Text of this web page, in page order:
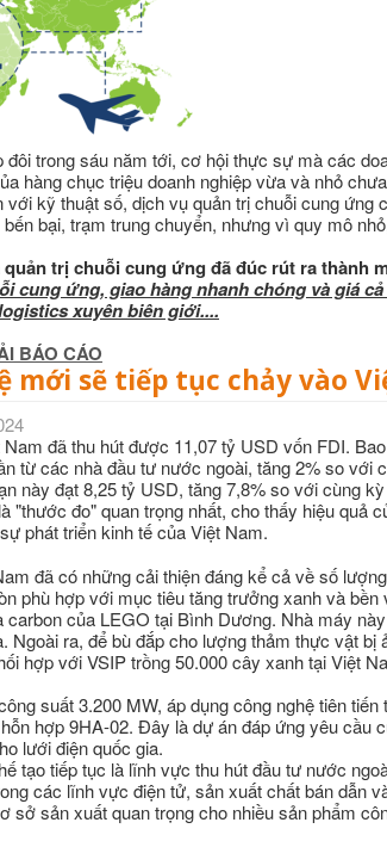
trong sáu năm tới, cơ hội thực sự mà các
hàng chục triệu doanh nghiệp vừa và nhỏ
kỹ thuật số, dịch vụ quản trị chuỗi cung ứng
bại, trạm trung chuyển, nhưng vì quy mô
trị chuỗi cung ứng đã đúc rút ra thành
cung ứng, giao hàng nhanh chóng và giá
xuyên biên giới....
BÁO CÁO
mới sẽ tiếp tục chảy vào
đã thu hút được 11,07 tỷ USD vốn FDI.
từ các nhà đầu tư nước ngoài, tăng 2% so với
này đạt 8,25 tỷ USD, tăng 7,8% so với cùng
"thước đo" quan trọng nhất, cho thấy hiệu quả
phát triển kinh tế của Việt Nam.
đã có những cải thiện đáng kể cả về số
phù hợp với mục tiêu tăng trưởng xanh và
carbon của LEGO tại Bình Dương. Nhà máy
Ngoài ra, để bù đắp cho lượng thảm thực vật bị
hợp với VSIP trồng 50.000 cây xanh tại Việt
suất 3.200 MW, áp dụng công nghệ tiên
hợp 9HA-02. Đây là dự án đáp ứng yêu cầu
lưới điện quốc gia.
tạo tiếp tục là lĩnh vực thu hút đầu tư nước
các lĩnh vực điện tử, sản xuất chất bán dẫn
sở sản xuất quan trọng cho nhiều sản phẩm